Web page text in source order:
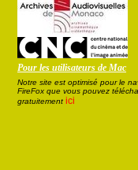
Pour les utilisateurs de Mac
Notre site est optimisé pour le
FireFox que vous pouvez
gratuitement ici